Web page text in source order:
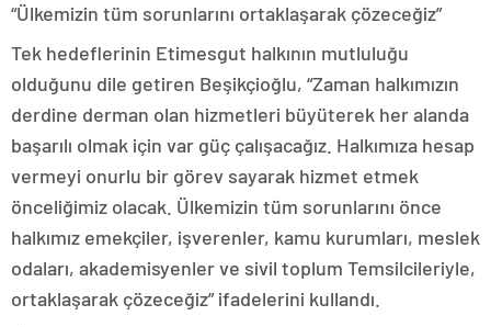
“Ülkemizin tüm sorunlarını ortaklaşarak çözeceğiz”
Tek hedeflerinin Etimesgut halkının mutluluğu
olduğunu dile getiren Beşikçioğlu, “Zaman halkımızın
derdine derman olan hizmetleri büyüterek her alanda
başarılı olmak için var güç çalışacağız. Halkımıza hesap
vermeyi onurlu bir görev sayarak hizmet etmek
önceliğimiz olacak. Ülkemizin tüm sorunlarını önce
halkımız emekçiler, işverenler, kamu kurumları, meslek
odaları, akademisyenler ve sivil toplum Temsilcileriyle,
ortaklaşarak çözeceğiz” ifadelerini kullandı.